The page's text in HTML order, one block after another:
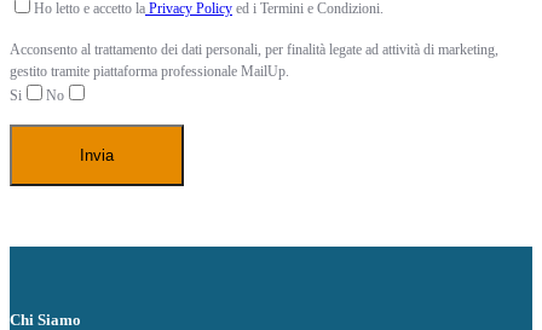
Ho letto e accetto la Privacy Policy ed i Termini e Condizioni.
Acconsento al trattamento dei dati personali, per finalità legate ad attività di marketing,
gestito tramite piattaforma professionale MailUp.
Si
No
Chi Siamo